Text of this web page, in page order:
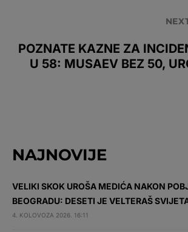
POZNATE KAZNE ZA
U 58: MUSAEV BEZ 50,
NAJNOVIJE
VELIKI SKOK UROŠA MEDIĆA NAKON
BEOGRADU: DESETI JE VELTERAŠ
4. KOLOVOZA 2026. 16:11